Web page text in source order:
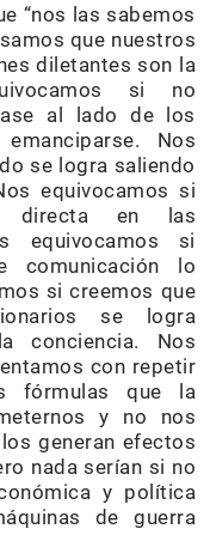
“nos las sabemos
que nuestros
diletantes son la
si no
al lado de los
Nos
se logra saliendo
equivocamos si
directa en las
equivocamos si
comunicación lo
si creemos que
se logra
conciencia. Nos
con repetir
fórmulas que la
y no nos
generan efectos
nada serían si no
y política
de guerra